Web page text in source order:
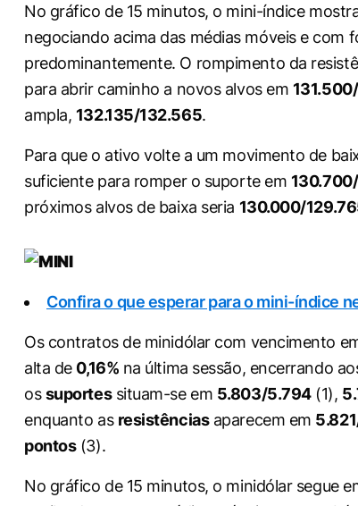
No gráfico de 15 minutos, o mini-índice
negociando acima das médias móveis e com
predominantemente. O rompimento da
para abrir caminho a novos alvos em
ampla, 132.135/132.565.
Para que o ativo volte a um movimento de
suficiente para romper o suporte em
próximos alvos de baixa seria 130.000/
Confira o que esperar para o mini-índice
Os contratos de minidólar com vencimento
alta de 0,16% na última sessão, encerrando
ossuportessituam-se em 5.803/5.794(1),
enquanto as resistênciasaparecem em
pontos(3).
No gráfico de 15 minutos, o minidólar segue